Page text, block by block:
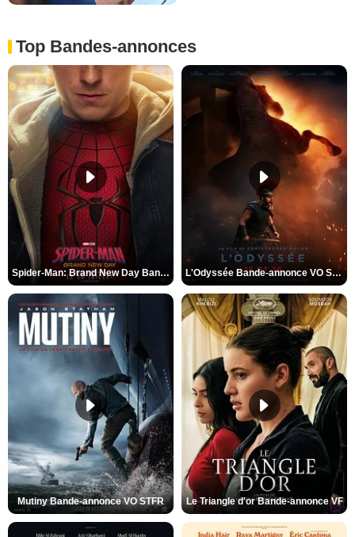
Top Bandes-annonces
Spider-Man: Brand New Day Bande-annonce VO STFR L'Odyssée Bande-annonce VO STFR
Mutiny Bande-annonce VO STFR Le Triangle d'or Bande-annonce VF